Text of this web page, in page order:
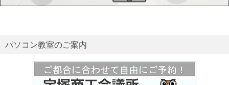
パソコン教室のご案内